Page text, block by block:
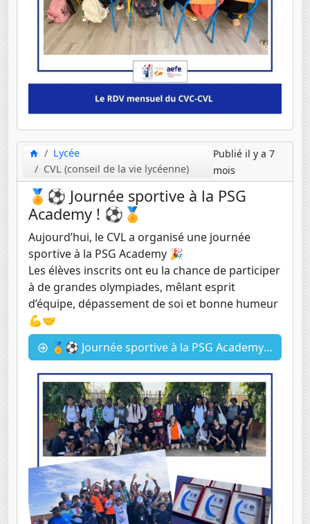
Lycée
CVL (conseil de la vie lycéenne)
Publié il y a 7
mois
🏅⚽ Journée sportive à la PSG
Academy ! ⚽🏅
Aujourd’hui, le CVL a organisé une journée
sportive à la PSG Academy 🎉
Les élèves inscrits ont eu la chance de participer
à de grandes olympiades, mêlant esprit
d’équipe, dépassement de soi et bonne humeur
💪🤝
🏅⚽ Journée sportive à la PSG Academy ! ⚽🏅